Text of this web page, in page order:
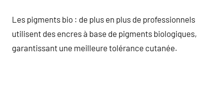
Les pigments bio : de plus en plus de professionnels
utilisent des encres à base de pigments biologiques,
garantissant une meilleure tolérance cutanée.